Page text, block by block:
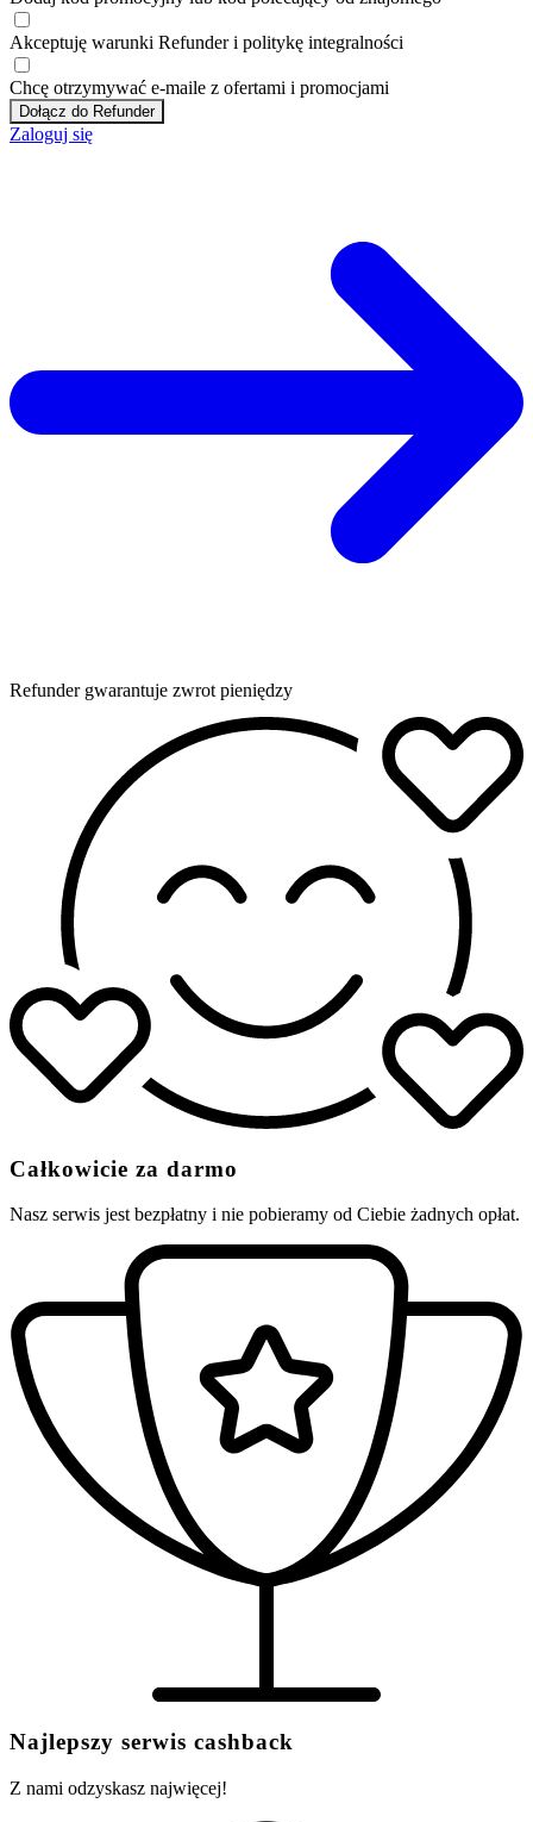
Akceptuję warunki Refunder i politykę integralności
Chcę otrzymywać e-maile z ofertami i promocjami
Dołącz do Refunder
Zaloguj się
Refunder gwarantuje zwrot pieniędzy
Całkowicie za darmo
Nasz serwis jest bezpłatny i nie pobieramy od Ciebie żadnych opłat.
Najlepszy serwis cashback
Z nami odzyskasz najwięcej!